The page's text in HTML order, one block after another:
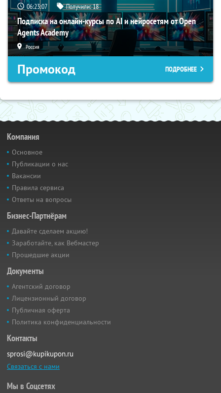
06:23:06 Получили:18
Подписка на онлайн-курсы по AI и нейросетям от Open
Agents Academy
Россия
Промокод ПОДРОБНЕЕ
Компания
Основное
Публикации о нас
Вакансии
Правила сервиса
Ответы на вопросы
Бизнес-Партнёрам
Давайте сделаем акцию!
Заработайте, как Вебмастер
Прошедшие акции
Документы
Агентский договор
Лицензионный договор
Публичная оферта
Политика конфиденциальности
Контакты
sprosi@kupikupon.ru
Связаться с нами
Мы в Соцсетях